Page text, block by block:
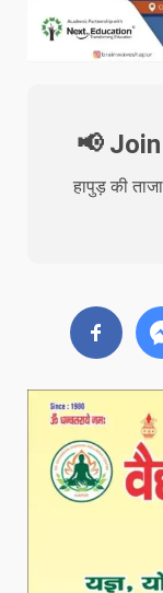
📢
हापुड़ की